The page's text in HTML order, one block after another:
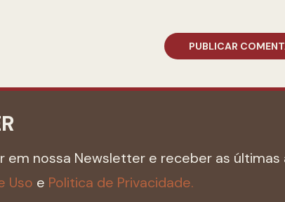
em nossa Newsletter e receber as últimas
Uso e Politica de Privacidade.